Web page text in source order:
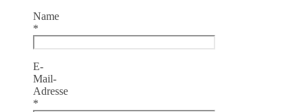
Name
*
E-
Mail-
Adresse
*